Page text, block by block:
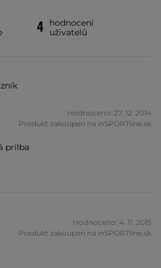
4
hodnocení
uživatelů
Hodnoceno: 27. 12. 2014
Produkt zakoupen na inSPORTline.sk
prilba
Hodnoceno: 4. 11. 2015
Produkt zakoupen na inSPORTline.sk